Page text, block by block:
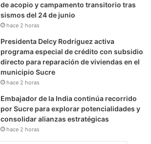
de acopio y campamento transitorio tras
sismos del 24 de junio
hace 2 horas
Presidenta Delcy Rodríguez activa
programa especial de crédito con subsidio
directo para reparación de viviendas en el
municipio Sucre
hace 2 horas
Embajador de la India continúa recorrido
por Sucre para explorar potencialidades y
consolidar alianzas estratégicas
hace 2 horas